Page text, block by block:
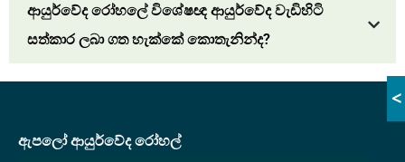
<
ආයුර්වේද රෝහලේ විශේෂඥ ආයුර්වේද වැඩිහිටි
සත්කාර ලබා ගත හැක්කේ කොතැනින්ද?
ඇපලෝ ආයුර්වේද රෝහල්